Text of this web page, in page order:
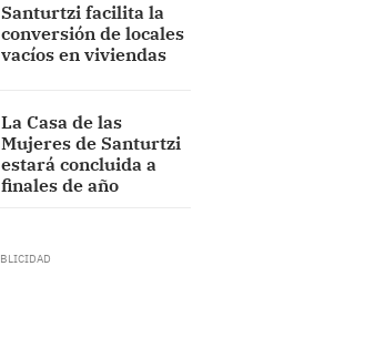
Santurtzi facilita la
conversión de locales
vacíos en viviendas
La Casa de las
Mujeres de Santurtzi
estará concluida a
finales de año